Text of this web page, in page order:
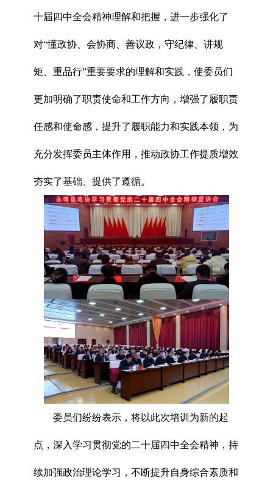
十届四中全会精神理解和把握，进一步强化了
对“懂政协、会协商、善议政，守纪律、讲规
矩、重品行”重要要求的理解和实践，使委员们
更加明确了职责使命和工作方向，增强了履职责
任感和使命感，提升了履职能力和实践本领，为
充分发挥委员主体作用，推动政协工作提质增效
夯实了基础、提供了遵循。
委员们纷纷表示，将以此次培训为新的起
点，深入学习贯彻党的二十届四中全会精神，持
续加强政治理论学习，不断提升自身综合素质和